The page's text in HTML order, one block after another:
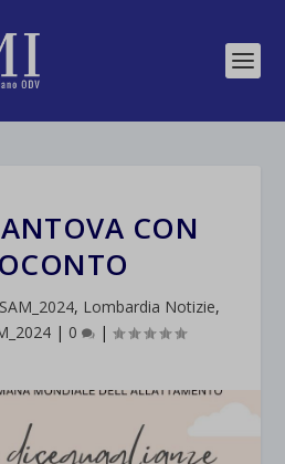
CON
, Lombardia Notizie,
| 0 |